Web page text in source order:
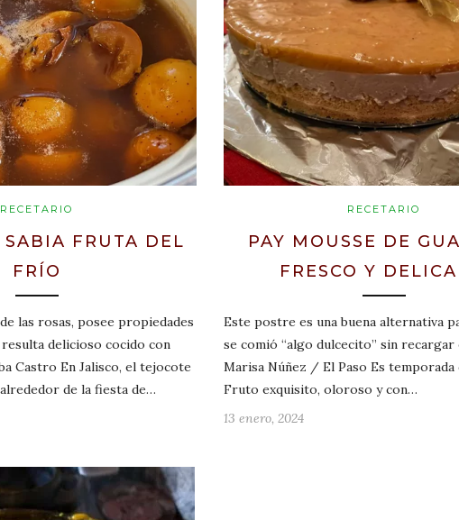
RECETARIO
SABIA FRUTA DEL
FRÍO
las rosas, posee propiedades
resulta delicioso cocido con
Castro En Jalisco, el tejocote
de la fiesta de…
RECETARIO
PAY MOUSSE DE
FRESCO Y
Este postre es una buena alternativa
se comió “algo dulcecito” sin recargar
Marisa Núñez / El Paso Es temporada
Fruto exquisito, oloroso y con…
13 enero, 2024